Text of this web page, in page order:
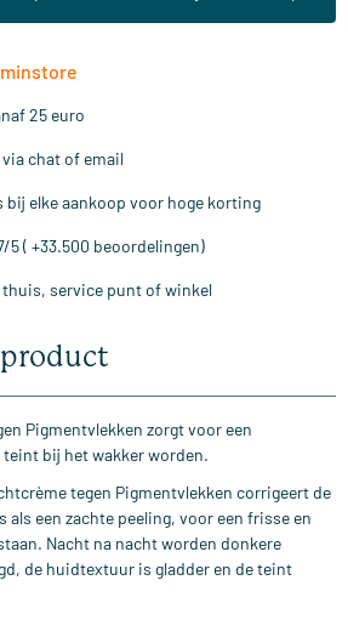
25 euro
chat of email
elke aankoop voor hoge korting
5 ( +33.500 beoordelingen)
thuis, service punt of winkel
Pigmentvlekken zorgt voor een
bij het wakker worden.
tegen Pigmentvlekken corrigeert de
als een zachte peeling, voor een frisse en
Nacht na nacht worden donkere
de huidtextuur is gladder en de teint